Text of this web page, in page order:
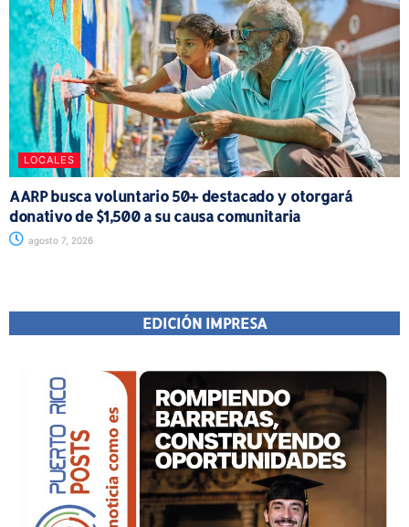
LOCALES
AARP busca voluntario 50+ destacado y otorgará
donativo de $1,500 a su causa comunitaria
agosto 7, 2026
EDICIÓN IMPRESA